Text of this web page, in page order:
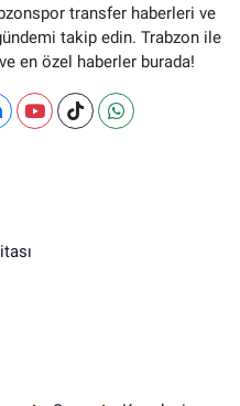
transfer haberleri ve
takip edin. Trabzon ile
en özel haberler burada!